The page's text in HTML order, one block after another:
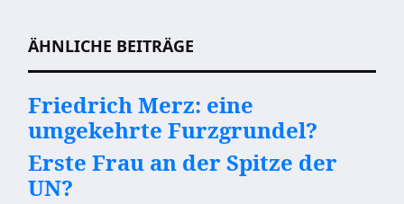
ÄHNLICHE BEITRÄGE
Friedrich Merz: eine
umgekehrte Furzgrundel?
Erste Frau an der Spitze der
UN?